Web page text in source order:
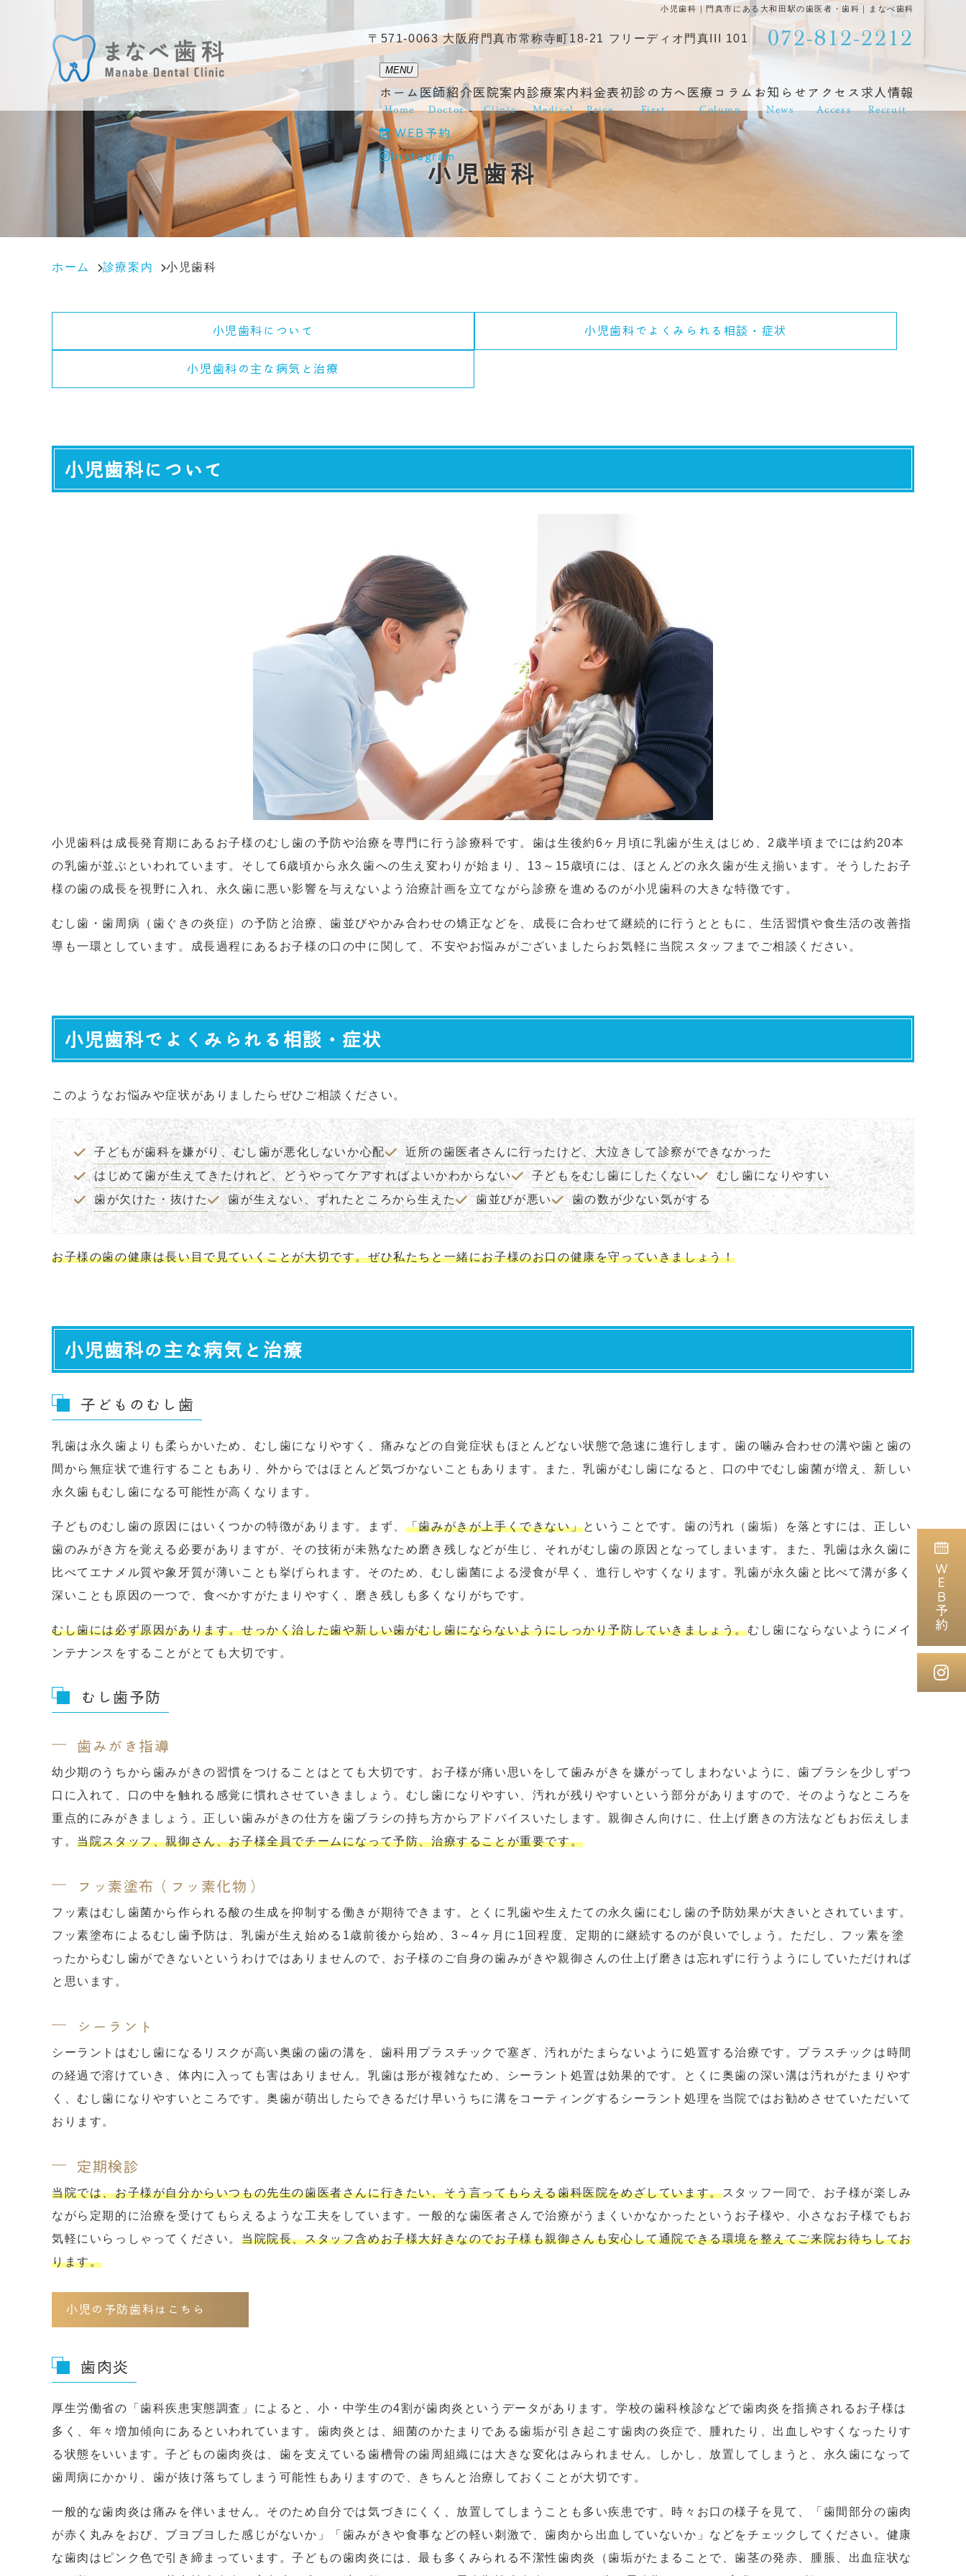
小児歯科｜門真市にある大和田駅の歯医者・歯科｜まなべ歯科
〒571-0063 大阪府門真市常称寺町18-21 フリーディオ門真III 101 072-812-2212
ＷＥＢ予約
MENU
ホーム
Home
医師紹介
Doctor
医院案内
Clinic
診療案内
Medical
料金表
Price
初診の方へ
First
医療コラム
Column
お知らせ
News
アクセス
Access
求人情報
Recruit
WEB予約
Instagram
小児歯科
ホーム 診療案内 小児歯科
小児歯科について 小児歯科でよくみられる相談・症状
小児歯科の主な病気と治療
小児歯科について
小児歯科は成長発育期にあるお子様のむし歯の予防や治療を専門に行う診療科です。歯は生後約6ヶ月頃に乳歯が生えはじめ、2歳半頃までには約20本
の乳歯が並ぶといわれています。そして6歳頃から永久歯への生え変わりが始まり、13～15歳頃には、ほとんどの永久歯が生え揃います。そうしたお子
様の歯の成長を視野に入れ、永久歯に悪い影響を与えないよう治療計画を立てながら診療を進めるのが小児歯科の大きな特徴です。
むし歯・歯周病（歯ぐきの炎症）の予防と治療、歯並びやかみ合わせの矯正などを、成長に合わせて継続的に行うとともに、生活習慣や食生活の改善指
導も一環としています。成長過程にあるお子様の口の中に関して、不安やお悩みがございましたらお気軽に当院スタッフまでご相談ください。
小児歯科でよくみられる相談・症状
このようなお悩みや症状がありましたらぜひご相談ください。
子どもが歯科を嫌がり、むし歯が悪化しないか心配
近所の歯医者さんに行ったけど、大泣きして診察ができなかった
はじめて歯が生えてきたけれど、どうやってケアすればよいかわからない
子どもをむし歯にしたくない
むし歯になりやすい
歯が欠けた・抜けた
歯が生えない、ずれたところから生えた 歯並びが悪い 歯の数が少ない気がする
お子様の歯の健康は長い目で見ていくことが大切です。ぜひ私たちと一緒にお子様のお口の健康を守っていきましょう！
小児歯科の主な病気と治療
子どものむし歯
乳歯は永久歯よりも柔らかいため、むし歯になりやすく、痛みなどの自覚症状もほとんどない状態で急速に進行します。歯の噛み合わせの溝や歯と歯の
間から無症状で進行することもあり、外からではほとんど気づかないこともあります。また、乳歯がむし歯になると、口の中でむし歯菌が増え、新しい
永久歯もむし歯になる可能性が高くなります。
子どものむし歯の原因にはいくつかの特徴があります。まず、 「歯みがきが上手くできない」ということです。歯の汚れ（歯垢）を落とすには、正しい
歯のみがき方を覚える必要がありますが、その技術が未熟なため磨き残しなどが生じ、それがむし歯の原因となってしまいます。また、乳歯は永久歯に
比べてエナメル質や象牙質が薄いことも挙げられます。そのため、むし歯菌による浸食が早く、進行しやすくなります。乳歯が永久歯と比べて溝が多く
深いことも原因の一つで、食べかすがたまりやすく、磨き残しも多くなりがちです。
むし歯には必ず原因があります。せっかく治した歯や新しい歯がむし歯にならないようにしっかり予防していきましょう。むし歯にならないようにメイ
ンテナンスをすることがとても大切です。
むし歯予防
歯みがき指導
幼少期のうちから歯みがきの習慣をつけることはとても大切です。お子様が痛い思いをして歯みがきを嫌がってしまわないように、歯ブラシを少しずつ
口に入れて、口の中を触れる感覚に慣れさせていきましょう。むし歯になりやすい、汚れが残りやすいという部分がありますので、そのようなところを
重点的にみがきましょう。正しい歯みがきの仕方を歯ブラシの持ち方からアドバイスいたします。親御さん向けに、仕上げ磨きの方法などもお伝えしま
す。当院スタッフ、親御さん、お子様全員でチームになって予防、治療することが重要です。
フッ素塗布（フッ素化物）
フッ素はむし歯菌から作られる酸の生成を抑制する働きが期待できます。とくに乳歯や生えたての永久歯にむし歯の予防効果が大きいとされています。
フッ素塗布によるむし歯予防は、乳歯が生え始める1歳前後から始め、3～4ヶ月に1回程度、定期的に継続するのが良いでしょう。ただし、フッ素を塗
ったからむし歯ができないというわけではありませんので、お子様のご自身の歯みがきや親御さんの仕上げ磨きは忘れずに行うようにしていただければ
と思います。
シーラント
シーラントはむし歯になるリスクが高い奥歯の歯の溝を、歯科用プラスチックで塞ぎ、汚れがたまらないように処置する治療です。プラスチックは時間
の経過で溶けていき、体内に入っても害はありません。乳歯は形が複雑なため、シーラント処置は効果的です。とくに奥歯の深い溝は汚れがたまりやす
く、むし歯になりやすいところです。奥歯が萌出したらできるだけ早いうちに溝をコーティングするシーラント処理を当院ではお勧めさせていただいて
おります。
定期検診
当院では、お子様が自分からいつもの先生の歯医者さんに行きたい、そう言ってもらえる歯科医院をめざしています。スタッフ一同で、お子様が楽しみ
ながら定期的に治療を受けてもらえるような工夫をしています。一般的な歯医者さんで治療がうまくいかなかったというお子様や、小さなお子様でもお
気軽にいらっしゃってください。当院院長、スタッフ含めお子様大好きなのでお子様も親御さんも安心して通院できる環境を整えてご来院お待ちしてお
ります。
小児の予防歯科はこちら
歯肉炎
厚生労働省の「歯科疾患実態調査」によると、小・中学生の4割が歯肉炎というデータがあります。学校の歯科検診などで歯肉炎を指摘されるお子様は
多く、年々増加傾向にあるといわれています。歯肉炎とは、細菌のかたまりである歯垢が引き起こす歯肉の炎症で、腫れたり、出血しやすくなったりす
る状態をいいます。子どもの歯肉炎は、歯を支えている歯槽骨の歯周組織には大きな変化はみられません。しかし、放置してしまうと、永久歯になって
歯周病にかかり、歯が抜け落ちてしまう可能性もありますので、きちんと治療しておくことが大切です。
一般的な歯肉炎は痛みを伴いません。そのため自分では気づきにくく、放置してしまうことも多い疾患です。時々お口の様子を見て、「歯間部分の歯肉
が赤く丸みをおび、ブヨブヨした感じがないか」「歯みがきや食事などの軽い刺激で、歯肉から出血していないか」などをチェックしてください。健康
な歯肉はピンク色で引き締まっています。子どもの歯肉炎には、最も多くみられる不潔性歯肉炎（歯垢がたまることで、歯茎の発赤、腫脹、出血症状な